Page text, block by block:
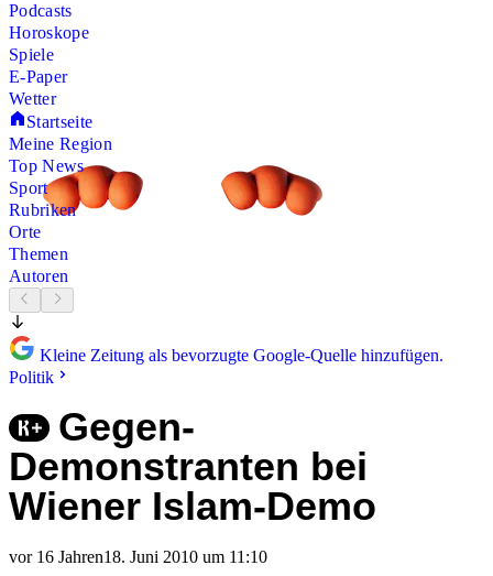
Podcasts
Horoskope
Spiele
E-Paper
Wetter
Startseite
Meine Region
Top News
Sport
Rubriken
Orte
Themen
Autoren
Kleine Zeitung als bevorzugte Google-Quelle hinzufügen.
Politik
Gegen-
Demonstranten bei
Wiener Islam-Demo
vor 16 Jahren18. Juni 2010 um 11:10